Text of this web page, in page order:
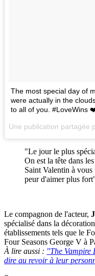
The most special day of
were actually in the
to all of you. #LoveWins
"Le jour le plus
On est la tête dans
Saint Valentin à
peur d'aimer plus
Le compagnon de l'acteur,
spécialisé dans la
établissements tels que le
Four Seasons George V à
À lire aussi : "The Vampire
dire au revoir à leur